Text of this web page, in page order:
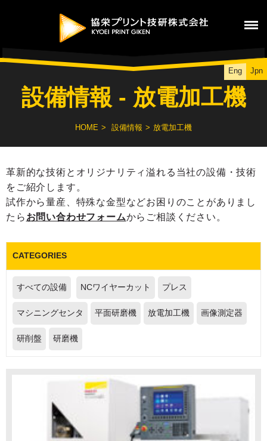
Eng Jpn
設備情報 - 放電加工機
HOME 設備情報 放電加工機
革新的な技術とオリジナリティ溢れる当社の設備・技術
をご紹介します。
試作から量産、特殊な金型などお困りのことがありまし
たら お問い合わせフォームからご相談ください。
CATEGORIES
すべての設備 NCワイヤーカット プレス
マシニングセンタ 平面研磨機 放電加工機 画像測定器
研削盤 研磨機